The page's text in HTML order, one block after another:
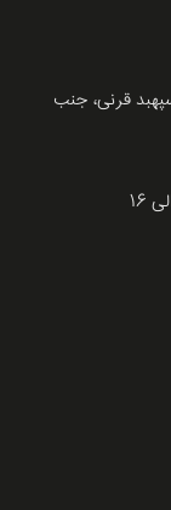
قرنی، جنب